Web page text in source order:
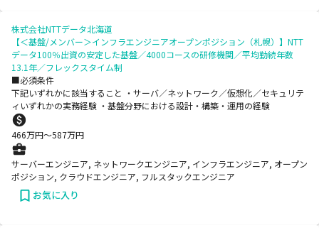
株式会社NTTデータ北海道
【＜基盤/メンバー＞インフラエンジニアオープンポジション（札幌）】NTT
データ100％出資の安定した基盤／4000コースの研修機関／平均勤続年数
13.1年／フレックスタイム制
■必須条件
下記いずれかに該当すること ・サーバ／ネットワーク／仮想化／セキュリテ
ィいずれかの実務経験 ・基盤分野における設計・構築・運用の経験
466万円〜587万円
サーバーエンジニア, ネットワークエンジニア, インフラエンジニア, オープン
ポジション, クラウドエンジニア, フルスタックエンジニア
お気に入り